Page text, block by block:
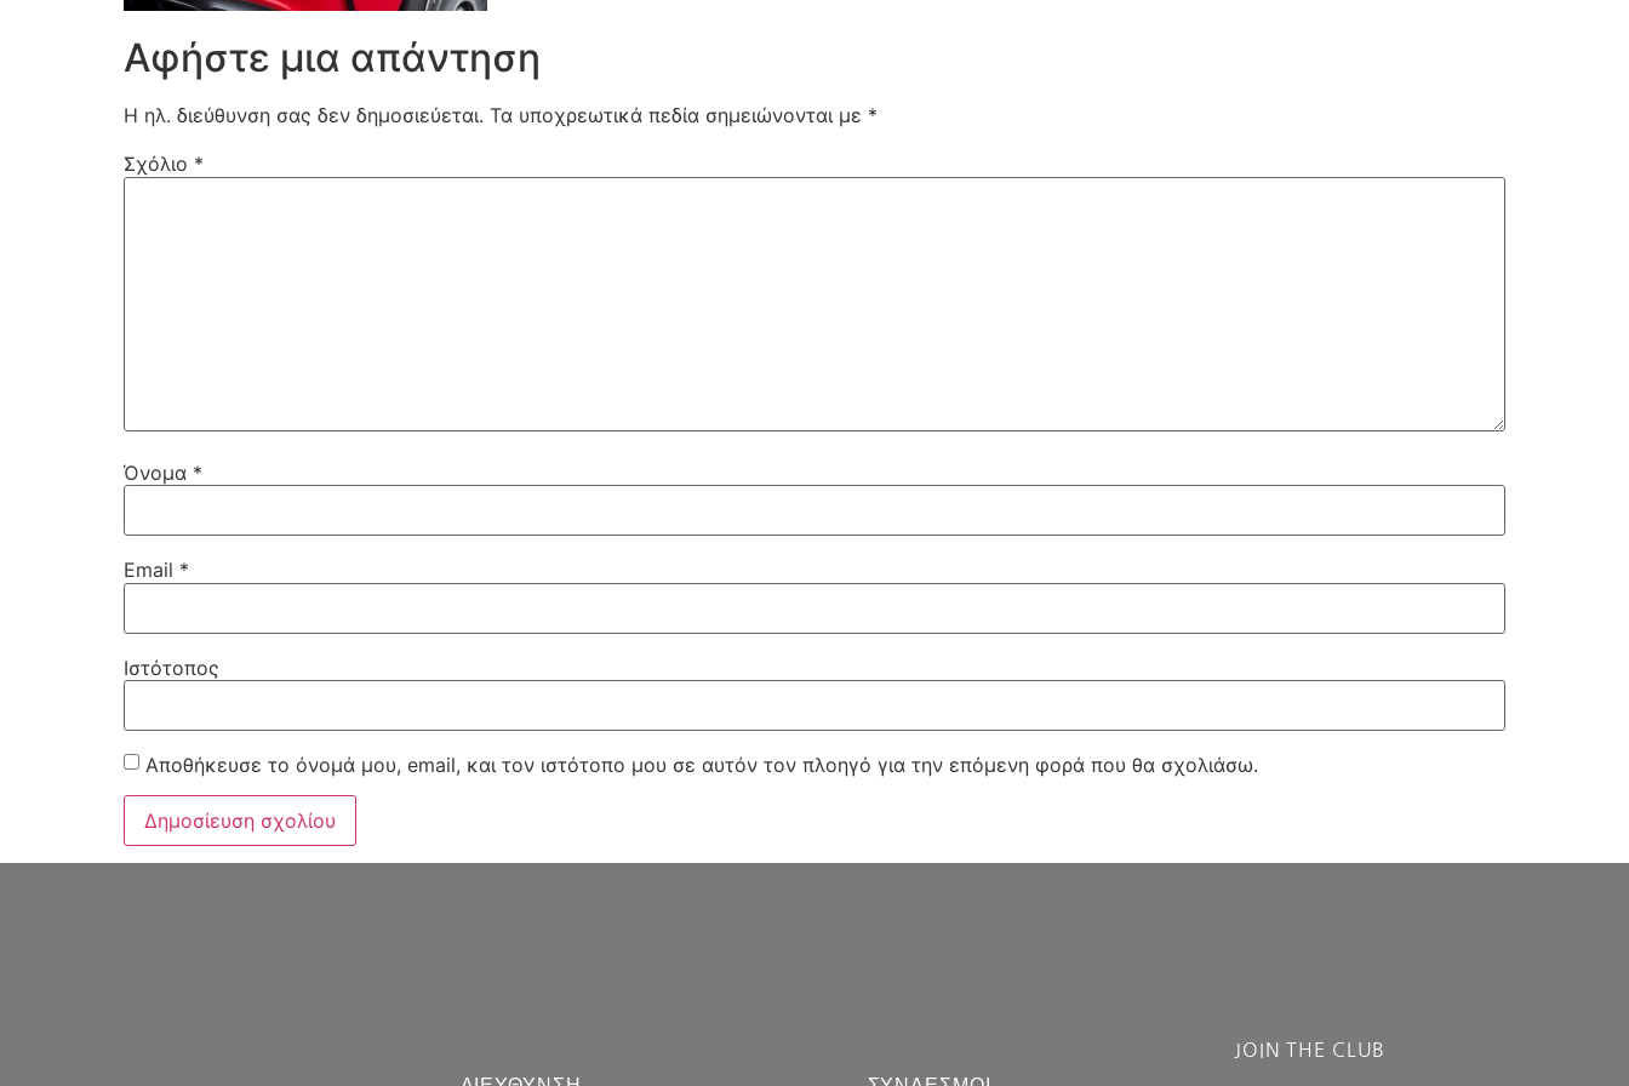
Αφήστε μια απάντηση
Η ηλ. διεύθυνση σας δεν δημοσιεύεται. Τα υποχρεωτικά πεδία σημειώνονται με *
Σχόλιο *
Όνομα *
Email *
Ιστότοπος
Αποθήκευσε το όνομά μου, email, και τον ιστότοπο μου σε αυτόν τον πλοηγό για την επόμενη φορά που θα σχολιάσω.
JOIN THE CLUB